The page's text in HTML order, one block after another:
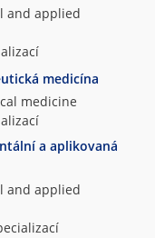
and applied
medicína
medicine
a aplikovaná
and applied